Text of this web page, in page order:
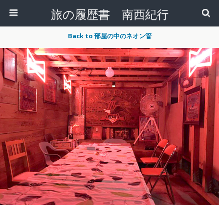
旅の履歴書 南西紀行
Back to 部屋の中のネオン管